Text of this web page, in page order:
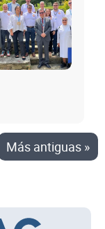
Más antiguas »